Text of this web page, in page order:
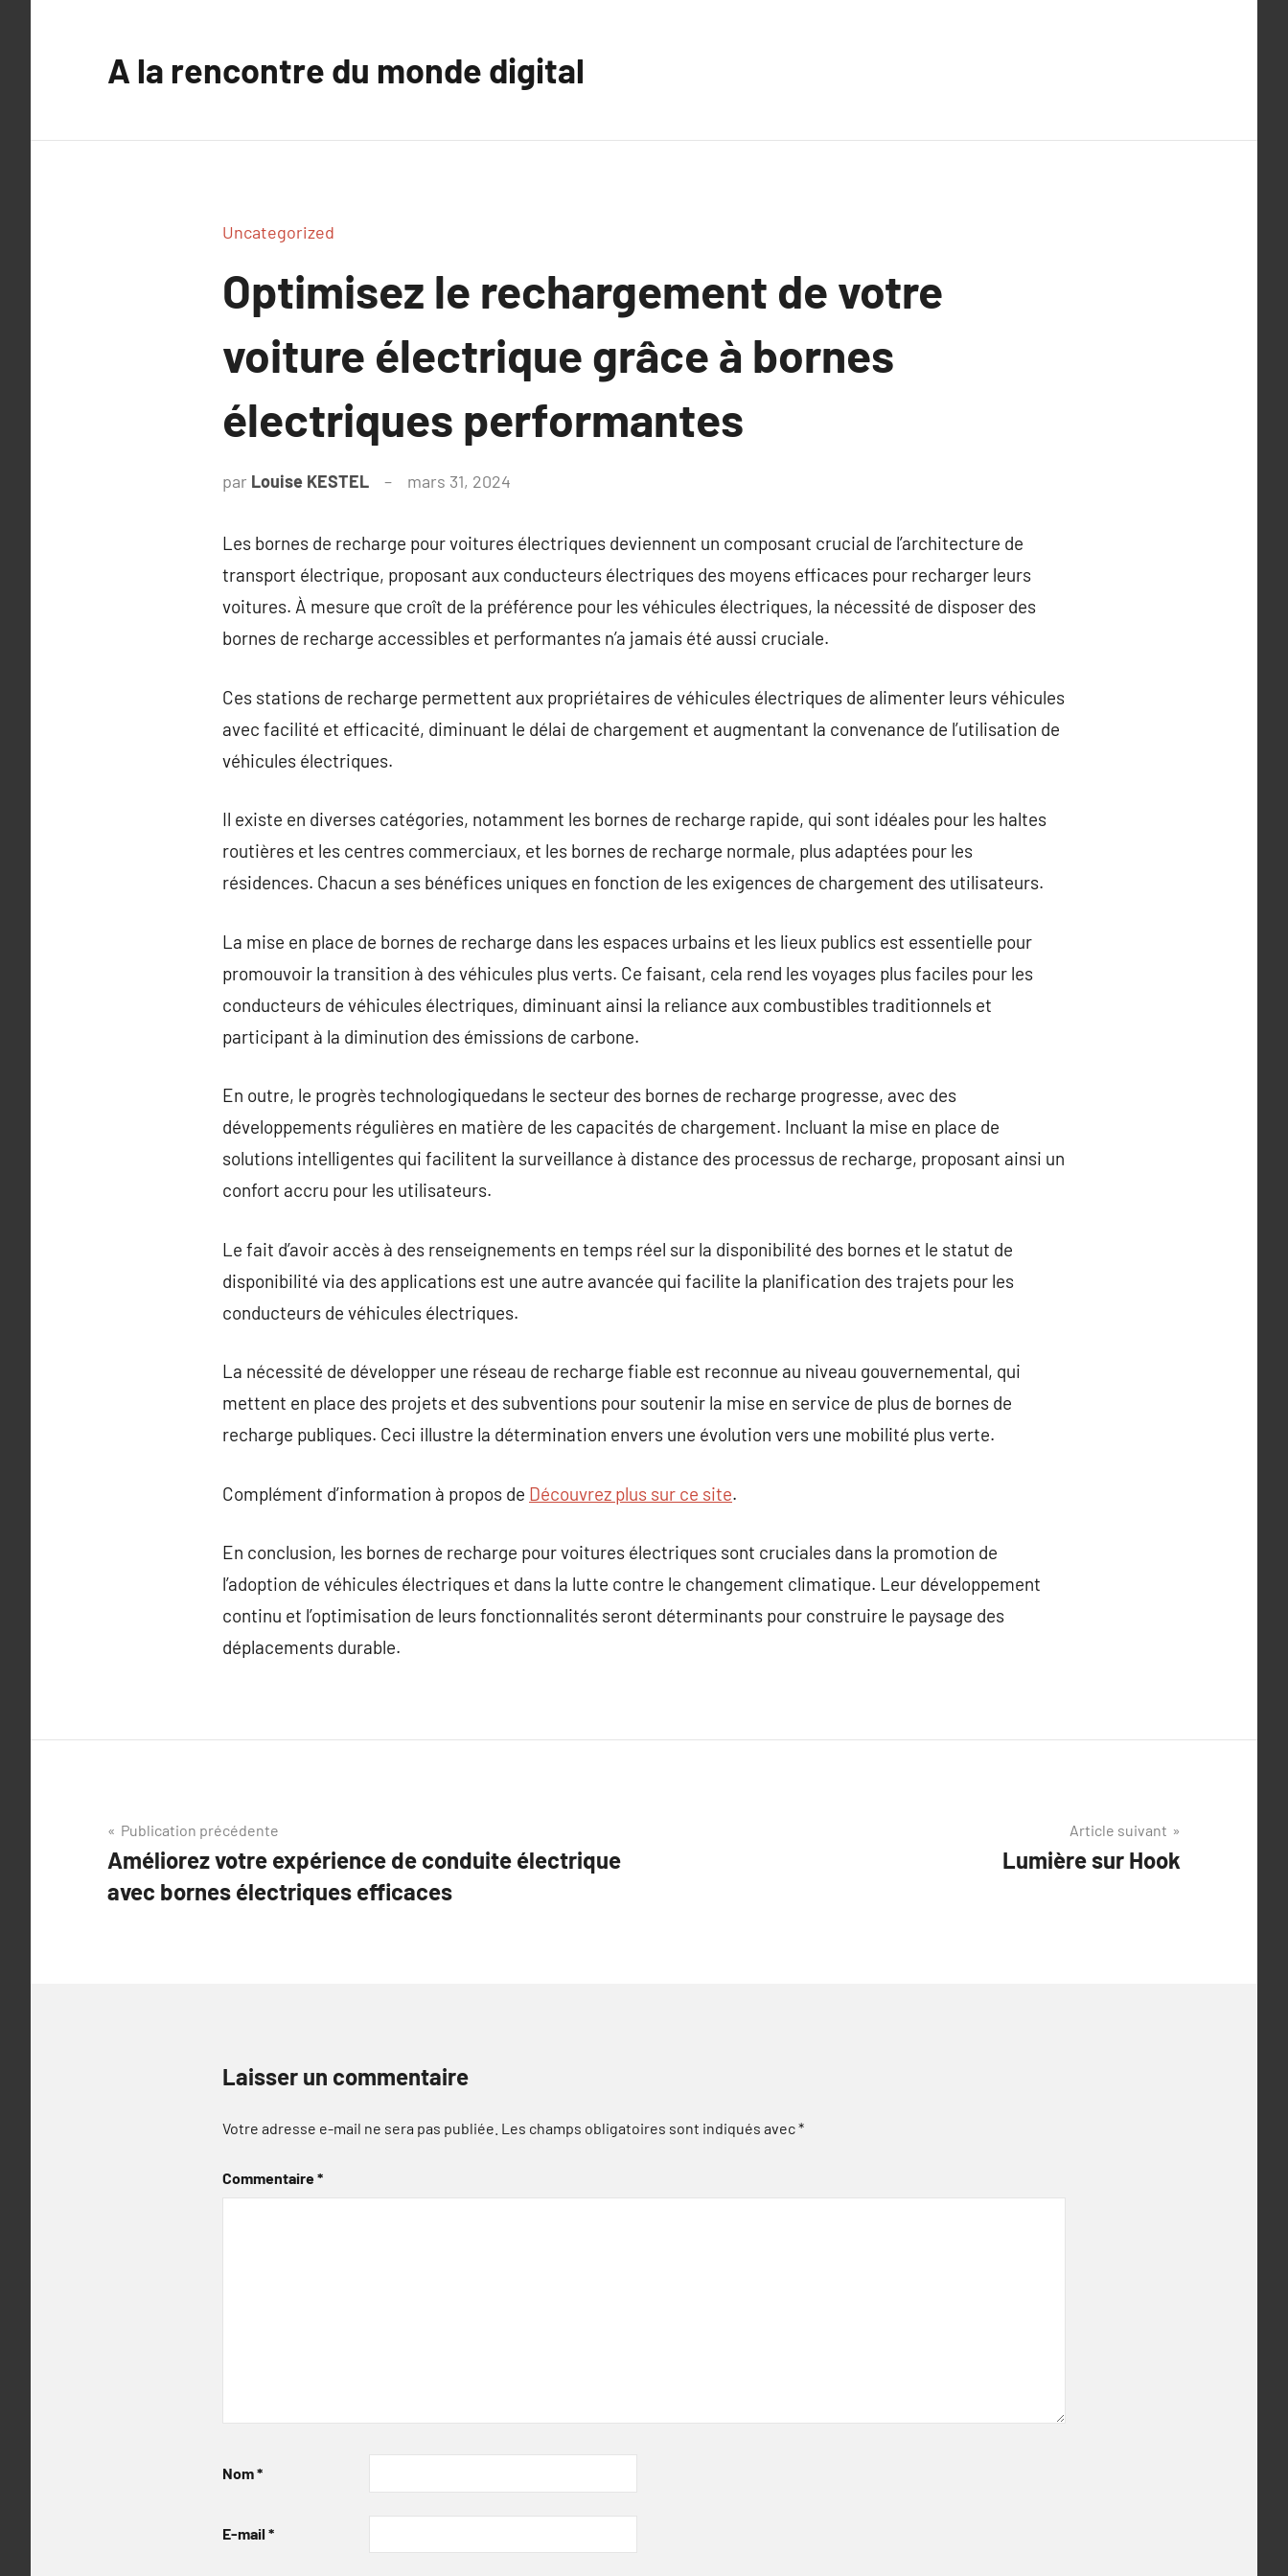
A la rencontre du monde digital
Uncategorized
Optimisez le rechargement de votre
voiture électrique grâce à bornes
électriques performantes
par Louise KESTEL mars 31, 2024
Les bornes de recharge pour voitures électriques deviennent un composant crucial de l’architecture de
transport électrique, proposant aux conducteurs électriques des moyens efficaces pour recharger leurs
voitures. À mesure que croît de la préférence pour les véhicules électriques, la nécessité de disposer des
bornes de recharge accessibles et performantes n’a jamais été aussi cruciale.
Ces stations de recharge permettent aux propriétaires de véhicules électriques de alimenter leurs véhicules
avec facilité et efficacité, diminuant le délai de chargement et augmentant la convenance de l’utilisation de
véhicules électriques.
Il existe en diverses catégories, notamment les bornes de recharge rapide, qui sont idéales pour les haltes
routières et les centres commerciaux, et les bornes de recharge normale, plus adaptées pour les
résidences. Chacun a ses bénéfices uniques en fonction de les exigences de chargement des utilisateurs.
La mise en place de bornes de recharge dans les espaces urbains et les lieux publics est essentielle pour
promouvoir la transition à des véhicules plus verts. Ce faisant, cela rend les voyages plus faciles pour les
conducteurs de véhicules électriques, diminuant ainsi la reliance aux combustibles traditionnels et
participant à la diminution des émissions de carbone.
En outre, le progrès technologiquedans le secteur des bornes de recharge progresse, avec des
développements régulières en matière de les capacités de chargement. Incluant la mise en place de
solutions intelligentes qui facilitent la surveillance à distance des processus de recharge, proposant ainsi un
confort accru pour les utilisateurs.
Le fait d’avoir accès à des renseignements en temps réel sur la disponibilité des bornes et le statut de
disponibilité via des applications est une autre avancée qui facilite la planification des trajets pour les
conducteurs de véhicules électriques.
La nécessité de développer une réseau de recharge fiable est reconnue au niveau gouvernemental, qui
mettent en place des projets et des subventions pour soutenir la mise en service de plus de bornes de
recharge publiques. Ceci illustre la détermination envers une évolution vers une mobilité plus verte.
Complément d’information à propos de Découvrez plus sur ce site.
En conclusion, les bornes de recharge pour voitures électriques sont cruciales dans la promotion de
l’adoption de véhicules électriques et dans la lutte contre le changement climatique. Leur développement
continu et l’optimisation de leurs fonctionnalités seront déterminants pour construire le paysage des
déplacements durable.
Navigation
de
l’article
Publication précédente
Améliorez votre expérience de conduite électrique
avec bornes électriques efficaces
Article suivant
Lumière sur Hook
Laisser un commentaire
Votre adresse e-mail ne sera pas publiée. Les champs obligatoires sont indiqués avec*
Commentaire*
Nom*
E-mail *